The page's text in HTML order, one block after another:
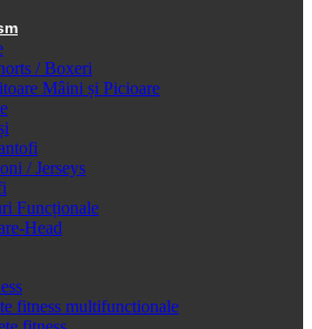
/ Boxeri
Mâini și Picioare
/ Jerseys
Funcționale
Head
fitness multifunctionale